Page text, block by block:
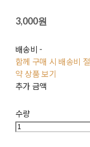
3,000원
배송비-
함께 구매 시 배송비 절
약 상품 보기
추가 금액
수량